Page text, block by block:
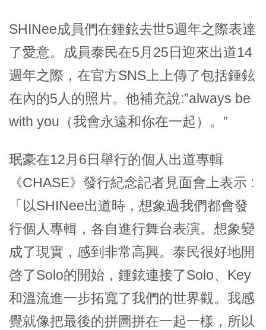
SHINee成員們在鍾鉉去世5週年之際表達
了愛意。成員泰民在5月25日迎來出道14
週年之際，在官方SNS上上傳了包括鍾鉉
在內的5人的照片。他補充說:”always be
with you（我會永遠和你在一起）。”
珉豪在12月6日舉行的個人出道專輯
《CHASE》發行紀念記者見面會上表示 :
「以SHINee出道時，想象過我們都會發
行個人專輯，各自進行舞台表演。想象變
成了現實，感到非常高興。泰民很好地開
啓了Solo的開始，鍾鉉連接了Solo、Key
和溫流進一步拓寬了我們的世界觀。我感
覺就像把最後的拼圖拼在一起一樣，所以